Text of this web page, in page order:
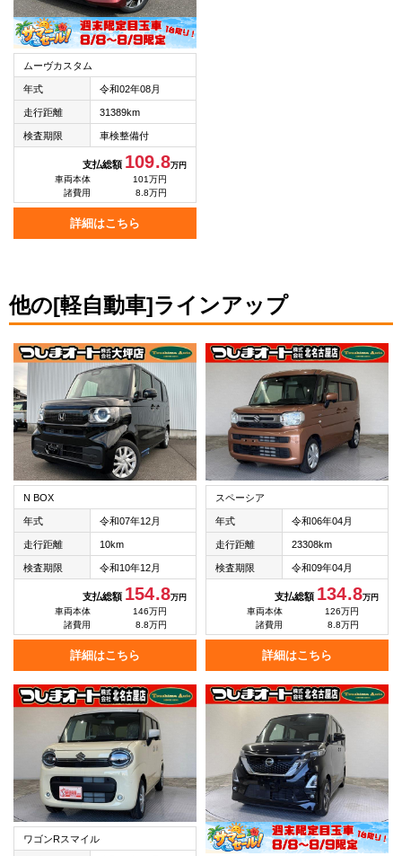
ムーヴカスタム
年式 令和02年08月
走行距離 31389km
検査期限 車検整備付
支払総額 109.8万円
車両本体
101万円
諸費用
8.8万円
詳細はこちら
他の[軽自動車]ラインアップ
N BOX
年式 令和07年12月
走行距離 10km
検査期限 令和10年12月
支払総額 154.8万円
車両本体
146万円
諸費用
8.8万円
詳細はこちら
スペーシア
年式 令和06年04月
走行距離 23308km
検査期限 令和09年04月
支払総額 134.8万円
車両本体
126万円
諸費用
8.8万円
詳細はこちら
ワゴンRスマイル